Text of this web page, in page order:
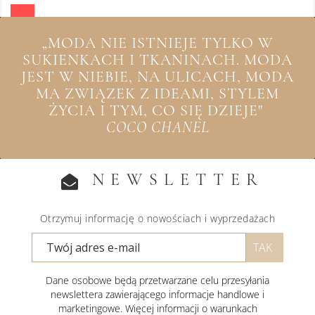
„MODA NIE ISTNIEJE TYLKO W
SUKIENKACH I TKANINACH. MODA
JEST W NIEBIE, NA ULICACH, MODA
MA ZWIĄZEK Z IDEAMI, STYLEM
ŻYCIA I TYM, CO SIĘ DZIEJE"
COCO CHANEL
NEWSLETTER
Otrzymuj informację o nowościach i wyprzedażach
Dane osobowe będą przetwarzane celu przesyłania
newslettera zawierającego informacje handlowe i
marketingowe. Więcej informacji o warunkach